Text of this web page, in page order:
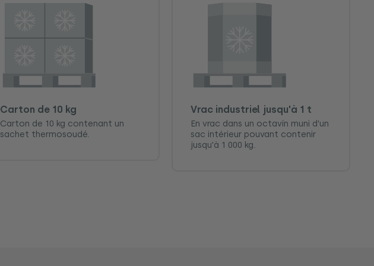
Carton de 10 kg
Carton de 10 kg contenant un
sachet thermosoudé.
Vrac industriel jusqu'à 1 t
En vrac dans un octavín muni d'un
sac intérieur pouvant contenir
jusqu'à 1 000 kg.